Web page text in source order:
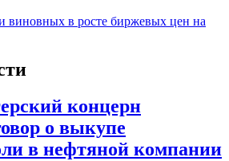
виновных в росте биржевых цен на
концерн
о выкупе
в нефтяной компании